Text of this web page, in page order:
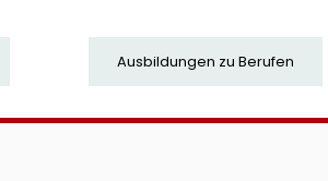
Ausbildungen zu Berufen